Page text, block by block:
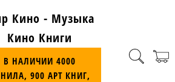
Кино - Музыка
Кино Книги
В НАЛИЧИИ 4000
900 АРТ КНИГ,